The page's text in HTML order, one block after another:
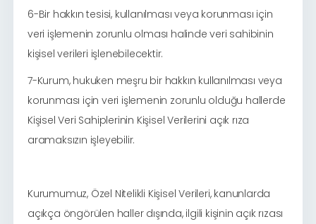
6-Bir hakkın tesisi, kullanılması veya korunması için
veri işlemenin zorunlu olması halinde veri sahibinin
kişisel verileri işlenebilecektir.
7-Kurum, hukuken meşru bir hakkın kullanılması veya
korunması için veri işlemenin zorunlu olduğu hallerde
Kişisel Veri Sahiplerinin Kişisel Verilerini açık rıza
aramaksızın işleyebilir.
Kurumumuz, Özel Nitelikli Kişisel Verileri, kanunlarda
açıkça öngörülen haller dışında, ilgili kişinin açık rızası